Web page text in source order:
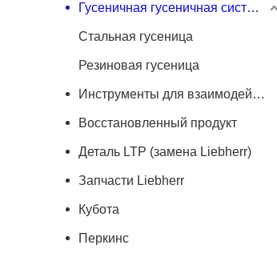
Гусеничная гусеничная система
Стальная гусеница
Резиновая гусеница
Инструменты для взаимодействия с землей
Восстановленный продукт
Деталь LTP (замена Liebherr)
Запчасти Liebherr
Кубота
Перкинс